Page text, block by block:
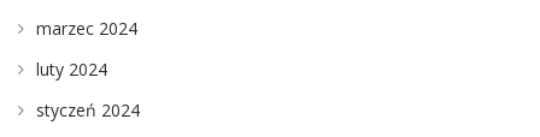
marzec 2024
luty 2024
styczeń 2024